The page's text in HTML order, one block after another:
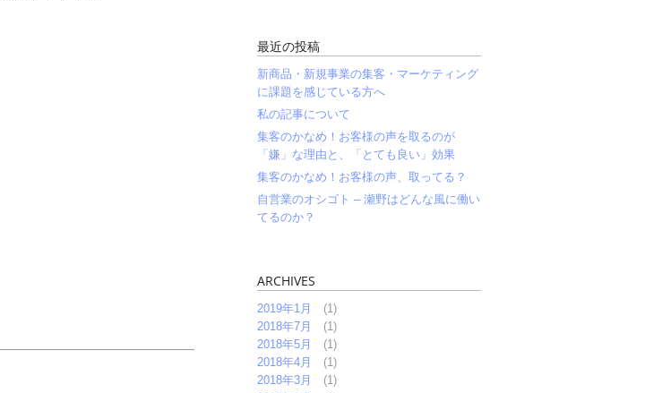
最近の投稿
新商品・新規事業の集客・マーケティング
に課題を感じている方へ
私の記事について
集客のかなめ！お客様の声を取るのが
「嫌」な理由と、「とても良い」効果
集客のかなめ！お客様の声、取ってる？
自営業のオシゴト – 瀬野はどんな風に働い
てるのか？
ARCHIVES
2019年1月
(1)
2018年7月
(1)
2018年5月
(1)
2018年4月
(1)
2018年3月
(1)